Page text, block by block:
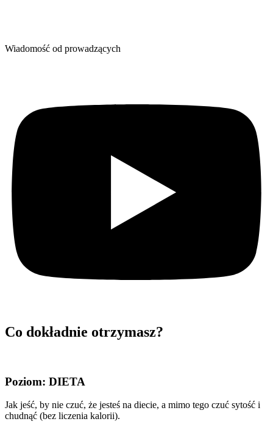
Wiadomość od prowadzących
Co dokładnie otrzymasz?
Poziom: DIETA
Jak jeść, by nie czuć, że jesteś na diecie, a mimo tego czuć sytość i
chudnąć (bez liczenia kalorii).